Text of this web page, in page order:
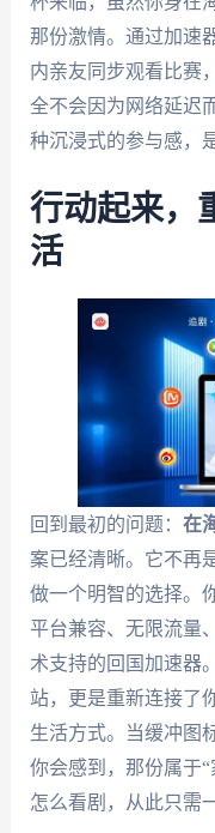
那份激情。通过加速
内亲友同步观看比赛
全不会因为网络延迟
种沉浸式的参与感，
行动起来，
活
回到最初的问题： 在
案已经清晰。它不再
做一个明智的选择。
平台兼容、无限流量
术支持的回国加速器
站，更是重新连接了
生活方式。当缓冲图
你会感到，那份属于
怎么看剧，从此只需